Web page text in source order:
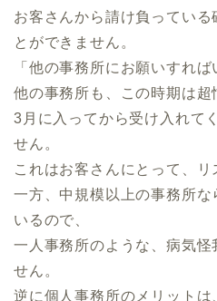
お客さんから請け負っている
とができません。
「他の事務所にお願いすれば
他の事務所も、この時期は超
3月に入ってから受け入れて
せん。
これはお客さんにとって、リ
一方、中規模以上の事務所
いるので、
一人事務所のような、病気怪
せん。
逆に個人事務所のメリットは